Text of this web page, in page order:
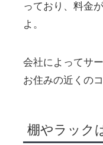
っており、料金
よ。
会社によってサ
お住みの近くの
棚やラック